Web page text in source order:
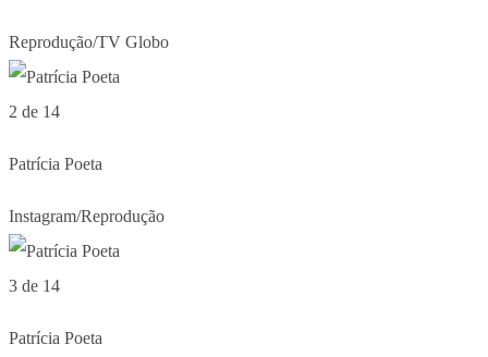
Reprodução/TV Globo
2 de 14
Patrícia Poeta
Instagram/Reprodução
3 de 14
Patrícia Poeta